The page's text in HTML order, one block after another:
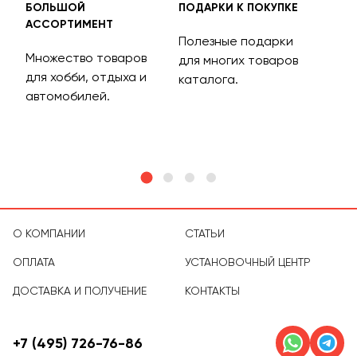
БОЛЬШОЙ
АССОРТИМЕНТ
Множество товаров
для хобби, отдыха и
автомобилей.
ПОДАРКИ К ПОКУПКЕ
Полезные подарки
для многих товаров
каталога.
О КОМПАНИИ
ОПЛАТА
ДОСТАВКА И ПОЛУЧЕНИЕ
СТАТЬИ
УСТАНОВОЧНЫЙ ЦЕНТР
КОНТАКТЫ
+7 (495) 726-76-86